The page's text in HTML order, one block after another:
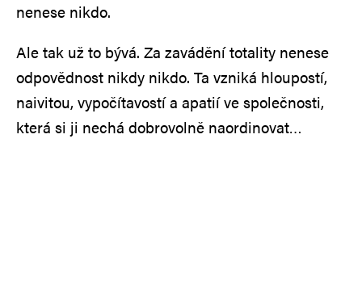
nenese nikdo.
Ale tak už to bývá. Za zavádění totality nenese
odpovědnost nikdy nikdo. Ta vzniká hloupostí,
naivitou, vypočítavostí a apatií ve společnosti,
která si ji nechá dobrovolně naordinovat…